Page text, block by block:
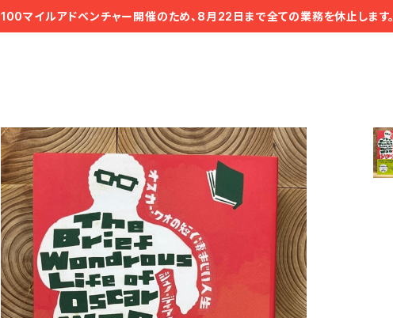
100マイルアドベンチャー開催のため、8月22日まで全ての業務を休止します。